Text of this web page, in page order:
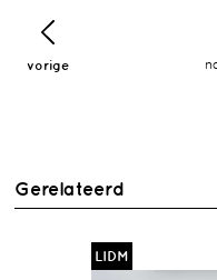
vorige
Gerelateerd
LIDM